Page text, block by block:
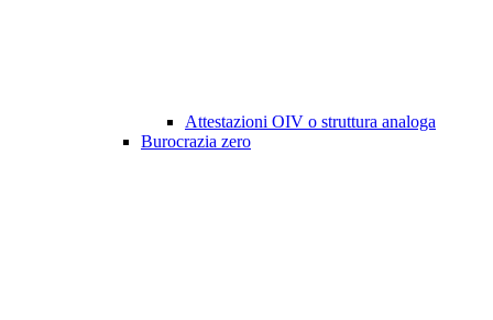
Attestazioni OIV o struttura analoga
Burocrazia zero